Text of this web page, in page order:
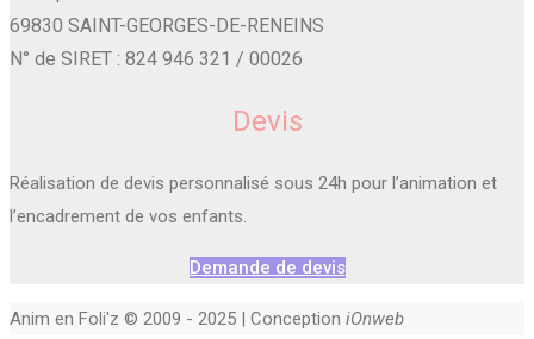
69830 SAINT-GEORGES-DE-RENEINS
N° de SIRET : 824 946 321 / 00026
Devis
Réalisation de devis personnalisé sous 24h pour l’animation et
l’encadrement de vos enfants.
Demande de devis
Anim en Foli'z © 2009 - 2025 | Conception iOnweb